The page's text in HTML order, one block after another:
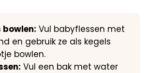
bowlen: Vul babyflessen met
en gebruik ze als kegels
bowlen.​
Vul een bak met water